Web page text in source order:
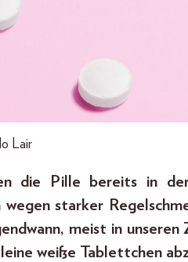
Lair
die Pille bereits in
starker
meist in
weiße Tablettchen